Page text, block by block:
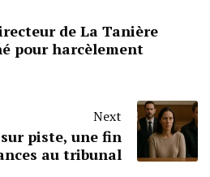
de La Tanière
pour harcèlement
Next
piste, une fin
au tribunal